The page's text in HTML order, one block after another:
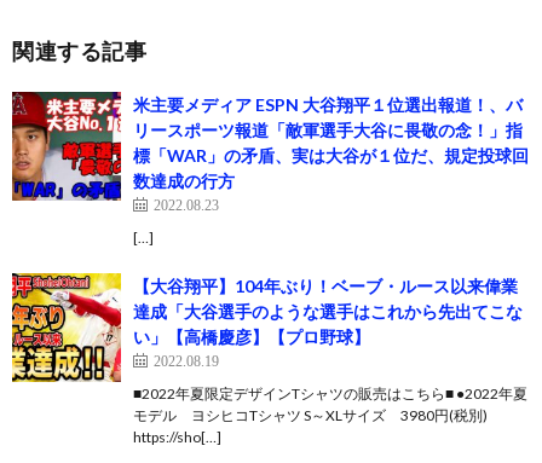
関連する記事
米主要メディア ESPN 大谷翔平１位選出報道！、バ
リースポーツ報道「敵軍選手大谷に畏敬の念！」指
標「WAR」の矛盾、実は大谷が１位だ、規定投球回
数達成の行方
2022.08.23
[…]
【大谷翔平】104年ぶり！ベーブ・ルース以来偉業
達成「大谷選手のような選手はこれから先出てこな
い」【高橋慶彦】【プロ野球】
2022.08.19
■2022年夏限定デザインTシャツの販売はこちら■ ●2022年夏
モデル ヨシヒコTシャツ S～XLサイズ 3980円(税別)
https://sho[…]